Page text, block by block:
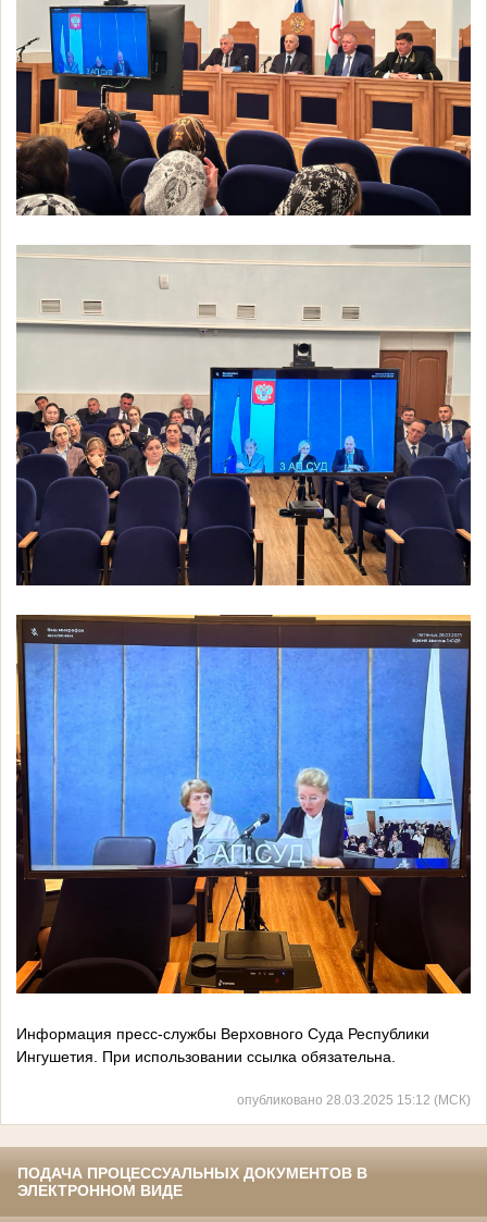
Информация пресс-службы Верховного Суда Республики
Ингушетия. При использовании ссылка обязательна.
опубликовано 28.03.2025 15:12 (МСК)
ПОДАЧА ПРОЦЕССУАЛЬНЫХ ДОКУМЕНТОВ В
ЭЛЕКТРОННОМ ВИДЕ